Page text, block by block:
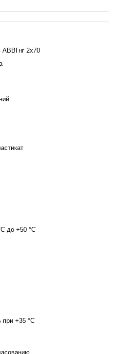
АВВГнг 2х70
до +50 °С
при +35 °С